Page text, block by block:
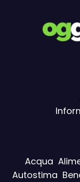
Acqua
Autostima